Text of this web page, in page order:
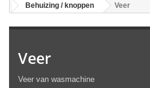
Behuizing / knoppen
Veer
Veer
Veer van wasmachine